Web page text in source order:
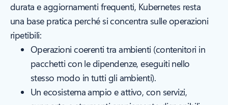
durata e aggiornamenti frequenti, Kubernetes resta
una base pratica perché si concentra sulle operazioni
ripetibili:
Operazioni coerenti tra ambienti (contenitori in
pacchetti con le dipendenze, eseguiti nello
stesso modo in tutti gli ambienti).
Un ecosistema ampio e attivo, con servizi,